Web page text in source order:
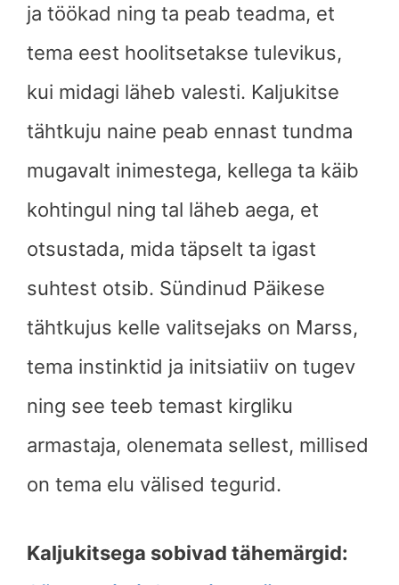
ja töökad ning ta peab teadma, et
tema eest hoolitsetakse tulevikus,
kui midagi läheb valesti. Kaljukitse
tähtkuju naine peab ennast tundma
mugavalt inimestega, kellega ta käib
kohtingul ning tal läheb aega, et
otsustada, mida täpselt ta igast
suhtest otsib. Sündinud Päikese
tähtkujus kelle valitsejaks on Marss,
tema instinktid ja initsiatiiv on tugev
ning see teeb temast kirgliku
armastaja, olenemata sellest, millised
on tema elu välised tegurid.
Kaljukitsega sobivad tähemärgid: